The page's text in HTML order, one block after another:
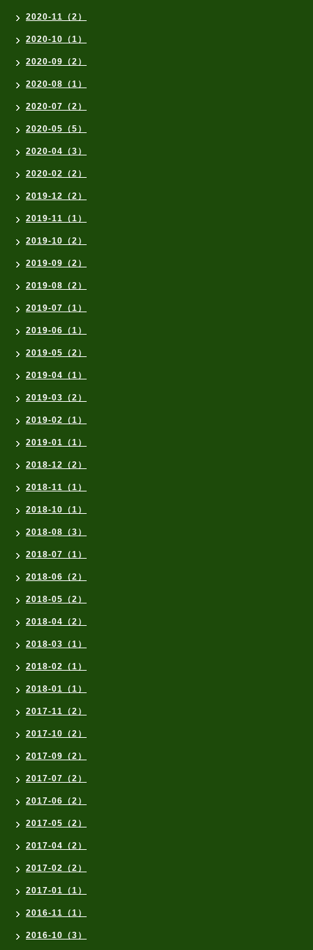
2020-11（2）
2020-10（1）
2020-09（2）
2020-08（1）
2020-07（2）
2020-05（5）
2020-04（3）
2020-02（2）
2019-12（2）
2019-11（1）
2019-10（2）
2019-09（2）
2019-08（2）
2019-07（1）
2019-06（1）
2019-05（2）
2019-04（1）
2019-03（2）
2019-02（1）
2019-01（1）
2018-12（2）
2018-11（1）
2018-10（1）
2018-08（3）
2018-07（1）
2018-06（2）
2018-05（2）
2018-04（2）
2018-03（1）
2018-02（1）
2018-01（1）
2017-11（2）
2017-10（2）
2017-09（2）
2017-07（2）
2017-06（2）
2017-05（2）
2017-04（2）
2017-02（2）
2017-01（1）
2016-11（1）
2016-10（3）